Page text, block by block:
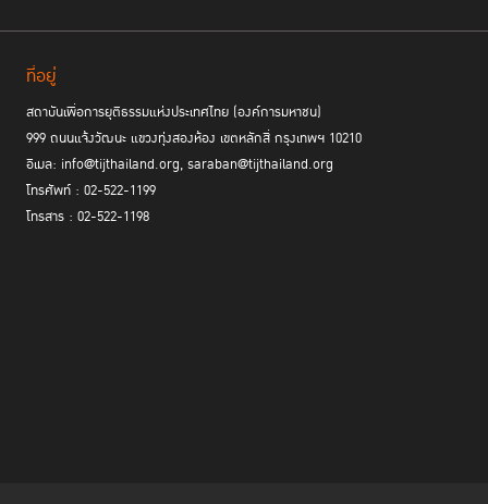
วิธีคิดของคนในสังคมด้วย หลายครั้งที่มีคดีความไกล่เกลี่ยกันได้ แต่ในปัจจุบัน
คนไหลเข้าระบบทั้งที่ไม่ได้อยากเข้า
ที่อยู่
สถาบันเพื่อการยุติธรรมแห่งประเทศไทย (องค์การมหาชน)
999 ถนนแจ้งวัฒนะ แขวงทุ่งสองห้อง เขตหลักสี่ กรุงเทพฯ 10210
อีเมล: info@tijthailand.org, saraban@tijthailand.org
โทรศัพท์ : 02-522-1199
โทรสาร : 02-522-1198